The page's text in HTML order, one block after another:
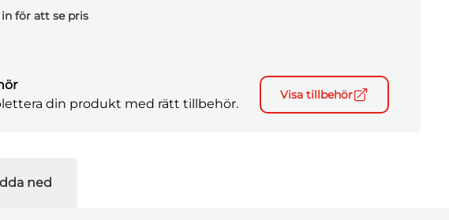
för att se pris
din produkt med rätt tillbehör.
Visa tillbehör
ned